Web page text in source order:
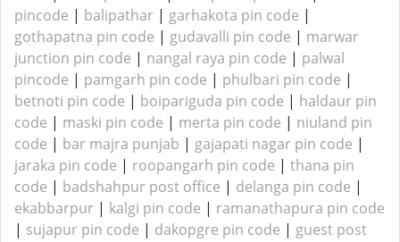
pincode | balipathar | garhakota pin code |
gothapatna pin code | gudavalli pin code | marwar
junction pin code | nangal raya pin code | palwal
pincode | pamgarh pin code | phulbari pin code |
betnoti pin code | boipariguda pin code | haldaur pin
code | maski pin code | merta pin code | niuland pin
code | bar majra punjab | gajapati nagar pin code |
jaraka pin code | roopangarh pin code | thana pin
code | badshahpur post office | delanga pin code |
ekabbarpur | kalgi pin code | ramanathapura pin code
| sujapur pin code | dakopgre pin code | guest post